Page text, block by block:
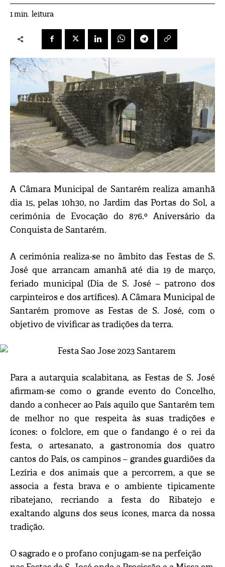
1min. leitura
A Câmara Municipal de Santarém realiza amanhã
dia 15, pelas 10h30, no Jardim das Portas do Sol, a
cerimónia de Evocação do 876.º Aniversário da
Conquista de Santarém.
A cerimónia realiza-se no âmbito das Festas de S.
José que arrancam amanhã até dia 19 de março,
feriado municipal (Dia de S. José – patrono dos
carpinteiros e dos artífices). A Câmara Municipal de
Santarém promove as Festas de S. José, com o
objetivo de vivificar as tradições da terra.
Para a autarquia scalabitana, as Festas de S. José
afirmam-se como o grande evento do Concelho,
dando a conhecer ao País aquilo que Santarém tem
de melhor no que respeita às suas tradições e
ícones: o folclore, em que o fandango é o rei da
festa, o artesanato, a gastronomia dos quatro
cantos do País, os campinos – grandes guardiões da
Lezíria e dos animais que a percorrem, a que se
associa a festa brava e o ambiente tipicamente
ribatejano, recriando a festa do Ribatejo e
exaltando alguns dos seus ícones, marca da nossa
tradição.
O sagrado e o profano conjugam-se na perfeição